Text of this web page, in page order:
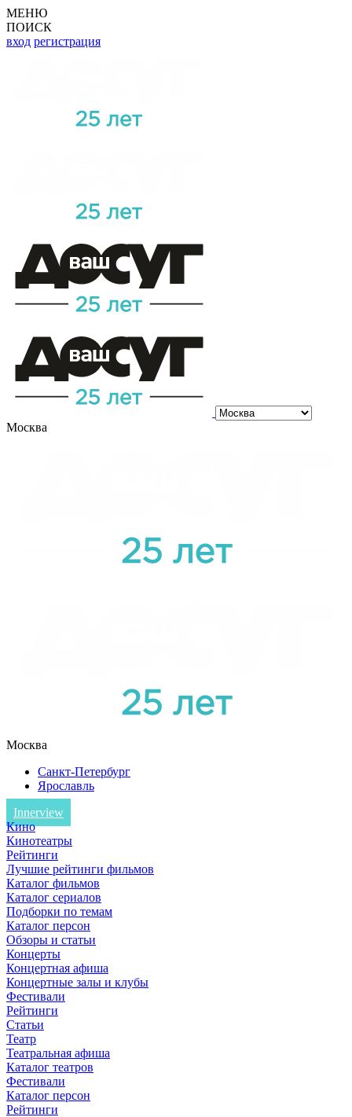
МЕНЮ
ПОИСК
вход регистрация
Москва
Москва
Санкт-Петербург
Ярославль
Innerview
Кино
Кинотеатры
Рейтинги
Лучшие рейтинги фильмов
Каталог фильмов
Каталог сериалов
Подборки по темам
Каталог персон
Обзоры и статьи
Концерты
Концертная афиша
Концертные залы и клубы
Фестивали
Рейтинги
Статьи
Театр
Театральная афиша
Каталог театров
Фестивали
Каталог персон
Рейтинги